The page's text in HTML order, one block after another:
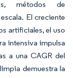
métodos de
El creciente
artificiales, el uso
intensiva impulsa
a una CAGR del
demuestra la